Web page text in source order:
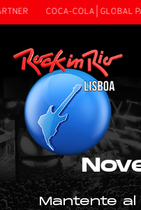
COCA-COLA | GLOBAL
Mantente